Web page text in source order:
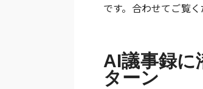
です。合わせてご覧く
AI議事録に
ターン